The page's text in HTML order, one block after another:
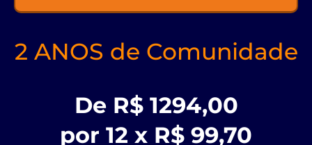
2 ANOS de Comunidade
De R$ 1294,00
por 12 x R$ 99,70